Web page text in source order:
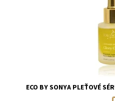
ECO BY SONYA PLEŤOVÉ